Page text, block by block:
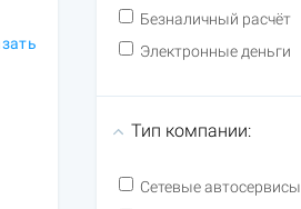
Безналичный расчёт
Электронные деньги
Тип компании:
Сетевые автосервисы